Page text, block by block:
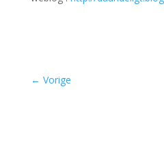
← Vorige